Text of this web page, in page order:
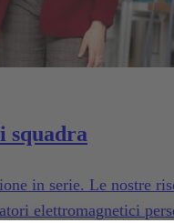
squadra
in serie. Le nostre
elettromagnetici